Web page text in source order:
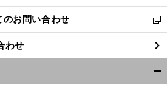
開
く
お問い合わせ
新
し
い
ウ
ィ
ン
わせ